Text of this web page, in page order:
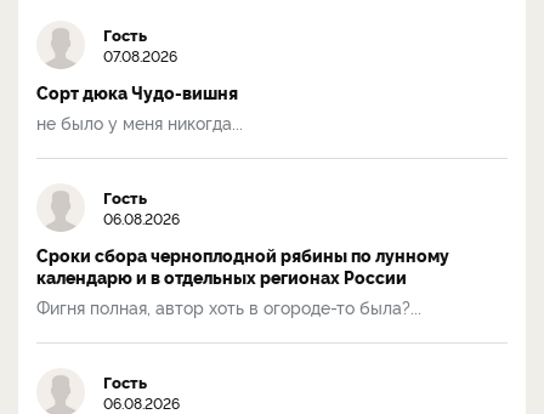
Гость
07.08.2026
Сорт дюка Чудо-вишня
не было у меня никогда...
Гость
06.08.2026
Сроки сбора черноплодной рябины по лунному
календарю и в отдельных регионах России
Фигня полная, автор хоть в огороде-то была?...
Гость
06.08.2026